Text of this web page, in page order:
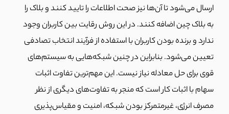
ارسال می‌شود تا آن‌ها نیز صحت اطلاعات را تایید کنند و بلاک را
به بلاک چین اضافه کنند. در این روش رقایت بین کاربران وجود
ندارد و برنده بودن کاربران با استفاده از فرآیند انتخاب تصادفی
تعیین می‌شود. بنابراین در چنین شبکه‌هایی به سیستم‌های
قوی برای حل معادله نیاز نیست. این مهم‌ترین تفاوت اثبات
سهام با اثبات کار است که منجر به تفاوت‌های دیگری از نظر
مصرف انرژی، غیرمتمرکز بودن شبکه، امنیت و مقیاس‌پذیری